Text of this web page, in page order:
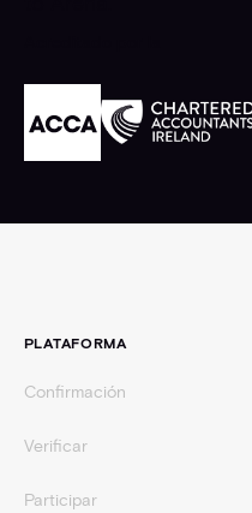
PLATAFORMA
Confirmación
Verificar
Participar